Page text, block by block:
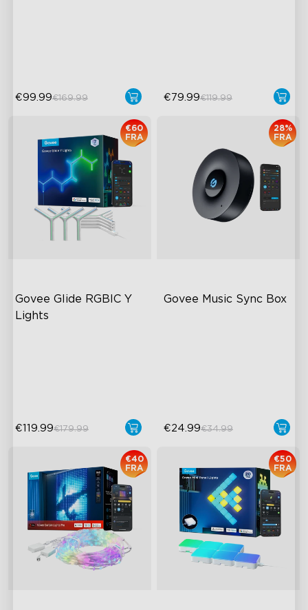
€99.99€169.99 €79.99€119.99
Govee Glide RGBIC Y
Lights
€60
FRA
€119.99€179.99
Govee Music Sync Box
28%
FRA
€24.99€34.99
€40
FRA
€50
FRA